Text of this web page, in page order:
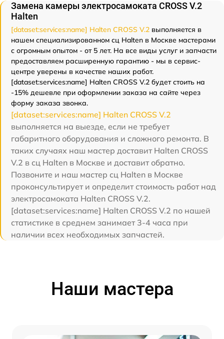
Замена камеры электросамоката CROSS V.2
Halten
[dataset:services:name] Halten CROSS V.2 выполняется в
нашем специализированном сц Halten в Москве мастерами
с огромным опытом - от 5 лет. На все виды услуг и запчасти
предоставляем расширенную гарантию - мы в сервис-
центре уверены в качестве наших работ.
[dataset:services:name] Halten CROSS V.2 будет стоить на
-15% дешевле при оформлении заказа на сайте через
форму заказа звонка.
[dataset:services:name] Halten CROSS V.2
выполняется на выезде, если не требует
габаритного оборудования и сложного ремонта. В
таких случаях наш мастер доставит Halten CROSS
V.2 в сц Halten в Москве и доставит обратно.
Позвоните и наш мастер сц Halten в Москве
проконсультирует и определит стоимость работ над
электросамоката Halten CROSS V.2.
[dataset:services:name] Halten CROSS V.2 по нашей
статистике в среднем занимает 3-4 часа при
наличии всех необходимых запчастей.
Наши мастера